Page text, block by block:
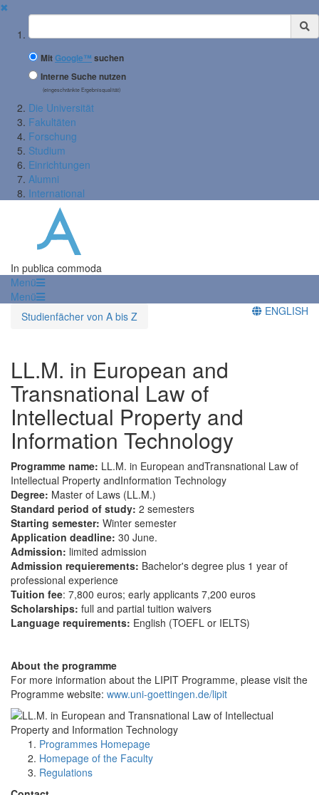
✖
Suchbegriff
MitGoogle™ suchen
Interne Suche nutzen
(eingeschränkte Ergebnisqualität)
Die Universität
Fakultäten
Forschung
Studium
Einrichtungen
Alumni
International
In publica commoda
Menü
Menü
Studienfächer von A bis Z
ENGLISH
LL.M. in European and
Transnational Law of
Intellectual Property and
Information Technology
Programme name: LL.M. in European andTransnational Law of
Intellectual Property andInformation Technology
Degree: Master of Laws (LL.M.)
Standard period of study: 2 semesters
Starting semester: Winter semester
Application deadline: 30 June.
Admission: limited admission
Admission requierements: Bachelor's degree plus 1 year of
professional experience
Tuition fee: 7,800 euros; early applicants 7,200 euros
Scholarships: full and partial tuition waivers
Language requirements: English (TOEFL or IELTS)
About the programme
For more information about the LIPIT Programme, please visit the
Programme website: www.uni-goettingen.de/lipit
Programmes Homepage
Homepage of the Faculty
Regulations